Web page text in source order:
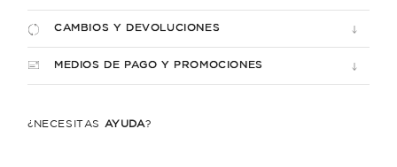
CAMBIOS Y DEVOLUCIONES
MEDIOS DE PAGO Y PROMOCIONES
¿NECESITÁS AYUDA?